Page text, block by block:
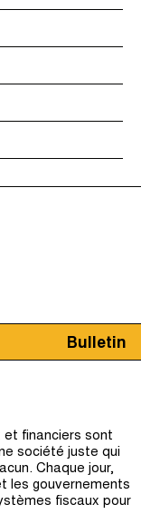
Bulletin
et financiers sont
société juste qui
Chaque jour,
les gouvernements
fiscaux pour